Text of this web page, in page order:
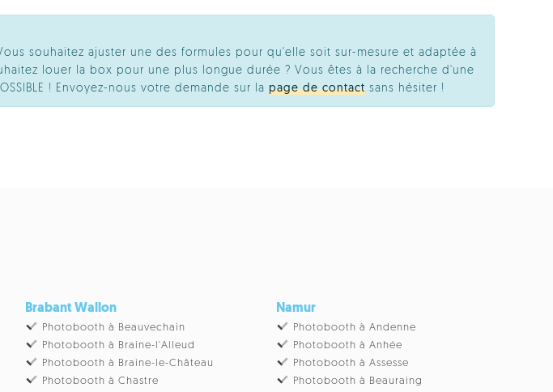
souhaitez ajuster une des formules pour qu'elle soit sur-mesure et adaptée à
louer la box pour une plus longue durée ? Vous êtes à la recherche d'une
! Envoyez-nous votre demande sur la page de contact sans hésiter !
Brabant Wallon
Photobooth à Beauvechain
Photobooth à Braine-l'Alleud
Photobooth à Braine-le-Château
Photobooth à Chastre
Namur
Photobooth à Andenne
Photobooth à Anhée
Photobooth à Assesse
Photobooth à Beauraing